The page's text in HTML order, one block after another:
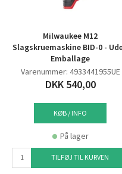
Milwaukee M12
Slagskruemaskine BID-0 -
Emballage
Varenummer: 4933441955UE
DKK 540,00
KØB / INFO
På lager
TILFØJ TIL KURVEN